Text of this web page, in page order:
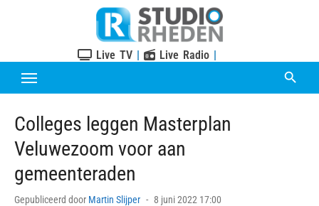
Live TV | Live Radio |
Colleges leggen Masterplan
Veluwezoom voor aan
gemeenteraden
Gepubliceerd door Martin Slijper
Posted
8 juni 2022 17:00